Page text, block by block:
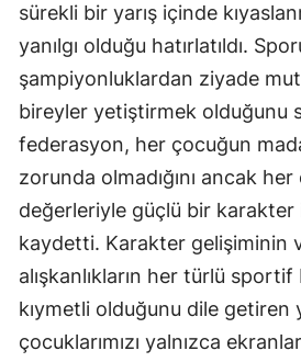
sürekli bir yarış içinde
yanılgı olduğu hatırlatıldı.
şampiyonluklardan ziyade
bireyler yetiştirmek olduğunu
federasyon, her çocuğun
zorunda olmadığını ancak
değerleriyle güçlü bir karakter
kaydetti. Karakter gelişiminin
alışkanlıkların her türlü sportif
kıymetli olduğunu dile getiren
çocuklarımızı yalnızca